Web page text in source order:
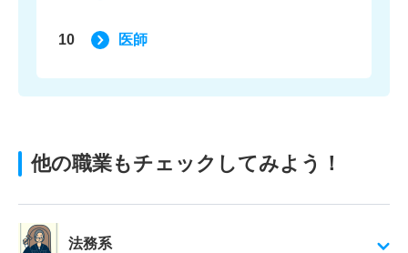
10 医師
他の職業もチェックしてみよう！
法務系